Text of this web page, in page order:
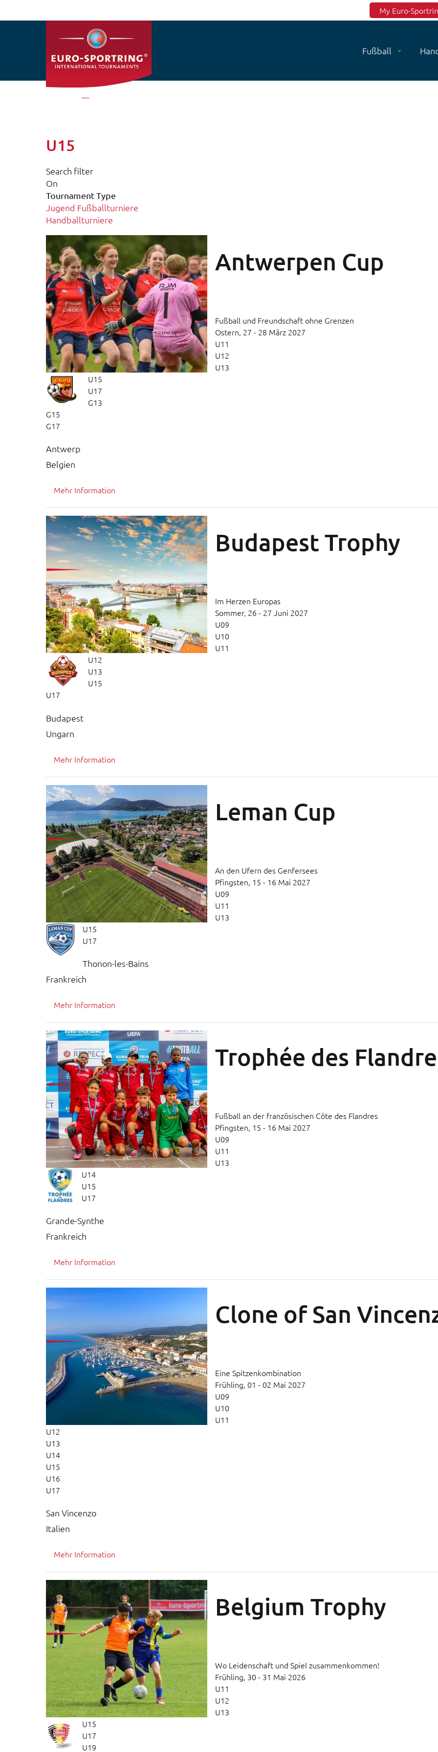
Top menu
My Euro-
Fußball
U15
Search filter
On
Tournament Type
Jugend Fußballturniere
Handballturniere
Antwerpen Cup
Fußball und Freundschaft ohne Grenzen
Ostern, 27 - 28 März 2027
U11
U12
U13
U15
U17
G13
G15
G17
Antwerp
Belgien
Mehr Information
Budapest Trophy
Im Herzen Europas
Sommer, 26 - 27 Juni 2027
U09
U10
U11
U12
U13
U15
U17
Budapest
Ungarn
Mehr Information
Leman Cup
An den Ufern des Genfersees
Pfingsten, 15 - 16 Mai 2027
U09
U11
U13
U15
U17
Thonon-les-Bains
Frankreich
Mehr Information
Trophée des
Fußball an der französischen Côte des Flandres
Pfingsten, 15 - 16 Mai 2027
U09
U11
U13
U14
U15
U17
Grande-Synthe
Frankreich
Mehr Information
Clone of San
Eine Spitzenkombination
Frühling, 01 - 02 Mai 2027
U09
U10
U11
U12
U13
U14
U15
U16
U17
San Vincenzo
Italien
Mehr Information
Belgium Trophy
Wo Leidenschaft und Spiel zusammenkommen!
Frühling, 30 - 31 Mai 2026
U11
U12
U13
U15
U17
U19